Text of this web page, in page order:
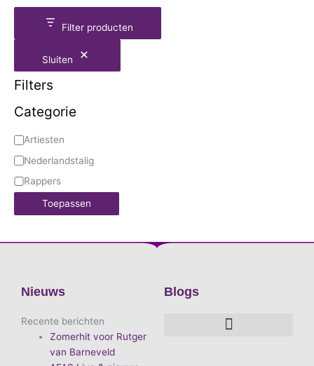
Filter producten
Sluiten
Filters
Categorie
Artiesten
Nederlandstalig
Rappers
Toepassen
Nieuws
Recente berichten
Zomerhit voor Rutger
van Barneveld
Blogs